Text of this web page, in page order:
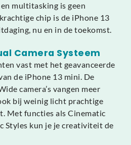
multitasking is geen
chip is de iPhone 13
nu en in de toekomst.
Camera Systeem
vast met het geavanceerde
de iPhone 13 mini. De
camera’s vangen meer
bij weinig licht prachtige
Met functies als Cinematic
Styles kun je je creativiteit de